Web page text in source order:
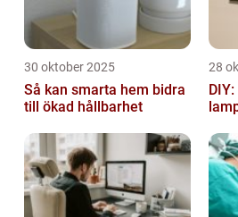
30 oktober 2025
Så kan smarta hem bidra
till ökad hållbarhet
28